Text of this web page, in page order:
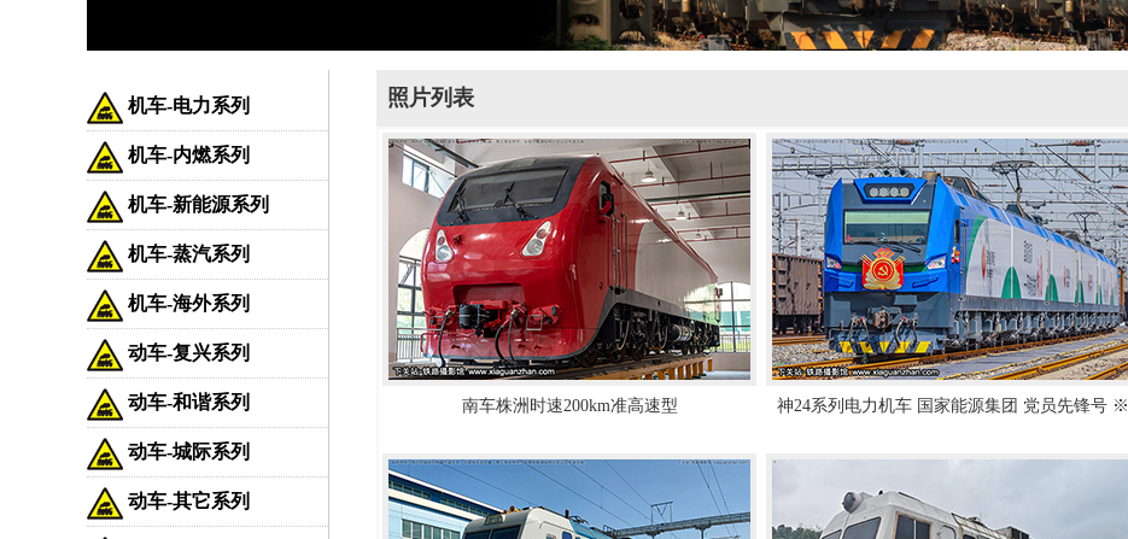
机车-电力系列
机车-内燃系列
机车-新能源系列
机车-蒸汽系列
机车-海外系列
动车-复兴系列
动车-和谐系列
动车-城际系列
动车-其它系列
照片列表
南车株洲时速200km准高速型 神24系列电力机车 国家能源集团 党员先锋号 ※